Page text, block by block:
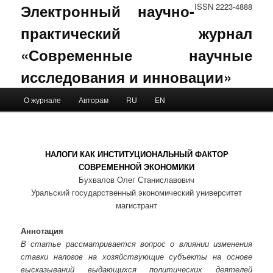
ISSN 2223-4888
Электронный научно-
практический журнал
«Современные научные
исследования и инновации»
Skip to primary content
Skip to secondary content
О журнале Авторам RU EN
НАЛОГИ КАК ИНСТИТУЦИОНАЛЬНЫЙ ФАКТОР
СОВРЕМЕННОЙ ЭКОНОМИКИ
Бухвалов Олег Станиславович
Уральский государственный экономический университет
магистрант
Аннотация
В статье рассматривается вопрос о влиянии изменения
ставки налогов на хозяйствующие субъекты на основе
высказываний выдающихся политических деятелей